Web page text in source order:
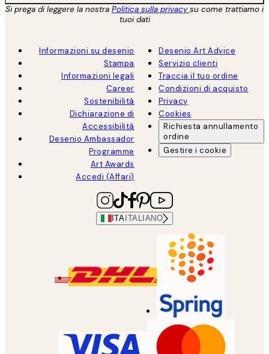
Si prega di leggere la nostra Politica sulla privacysu come trattiamo i
tuoi dati
Informazioni su desenio
Stampa
Informazioni legali
Career
Sostenibilità
Dichiarazione di
Accessibilità
Desenio Ambassador
Programme
Art Awards
Accedi (Affari)
Desenio Art Advice
Servizio clienti
Traccia il tuo ordine
Condizioni di acquisto
Privacy
Cookies
Richiesta annullamento
ordine
Gestire i cookie
ITA ITALIANO